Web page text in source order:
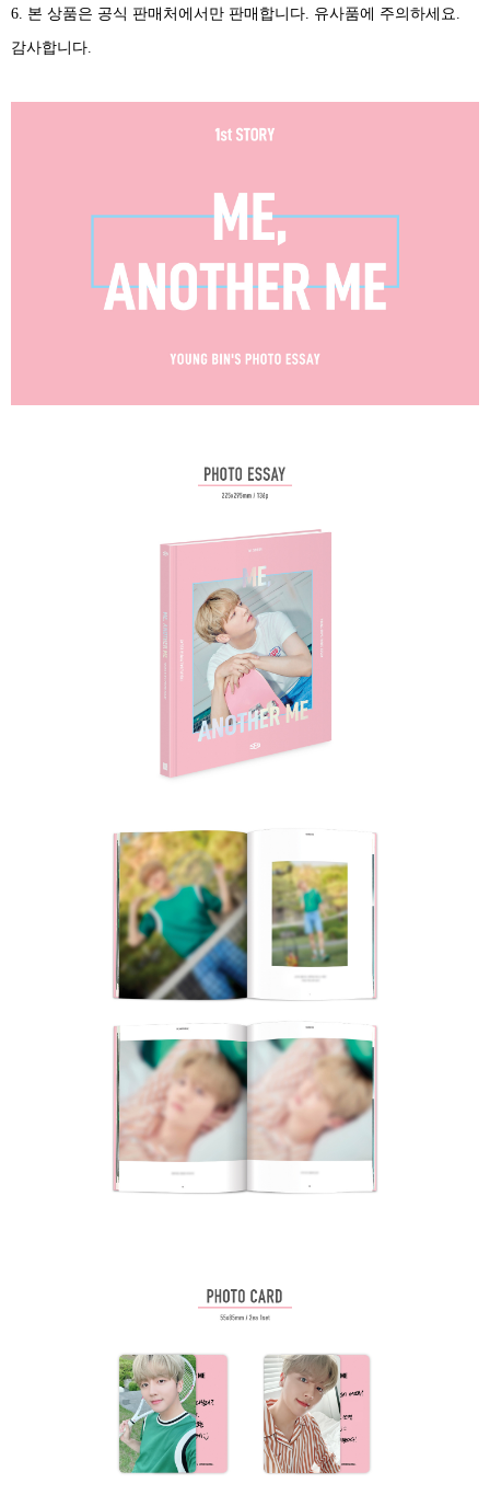
6. 본 상품은 공식 판매처에서만 판매합니다. 유사품에 주의하세요.
감사합니다.